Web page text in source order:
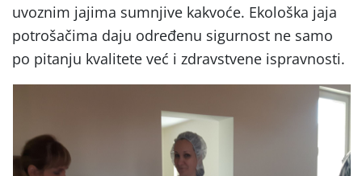
uvoznim jajima sumnjive kakvoće. Ekološka jaja
potrošačima daju određenu sigurnost ne samo
po pitanju kvalitete već i zdravstvene ispravnosti.